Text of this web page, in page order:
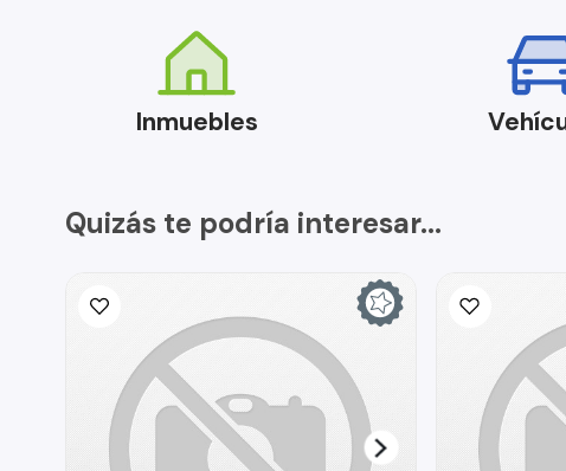
Inmuebles
Quizás te podría interesar...